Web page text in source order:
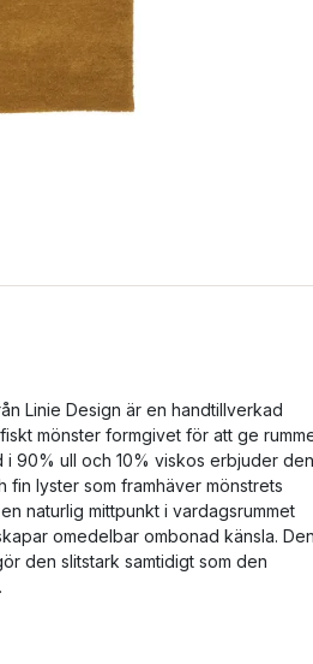
Linie Design är en handtillverkad
mönster formgivet för att ge
i 90% ull och 10% viskos erbjuder den
fin lyster som framhäver mönstrets
naturlig mittpunkt i vardagsrummet
omedelbar ombonad känsla.
den slitstark samtidigt som den